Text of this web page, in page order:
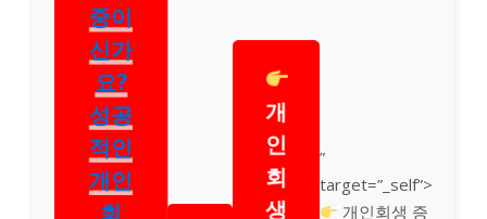
신가
요?
성공
적인
개인
회
개
인
회
생
”
target=”_self”>
개인회생 증